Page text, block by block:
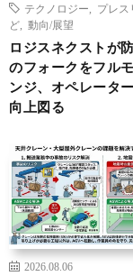
テクノロジー
プレス
ど
動向/展望
ロジスネクストが
のフォークをフル
ンジ、オペレータ
向上図る
2026.08.06